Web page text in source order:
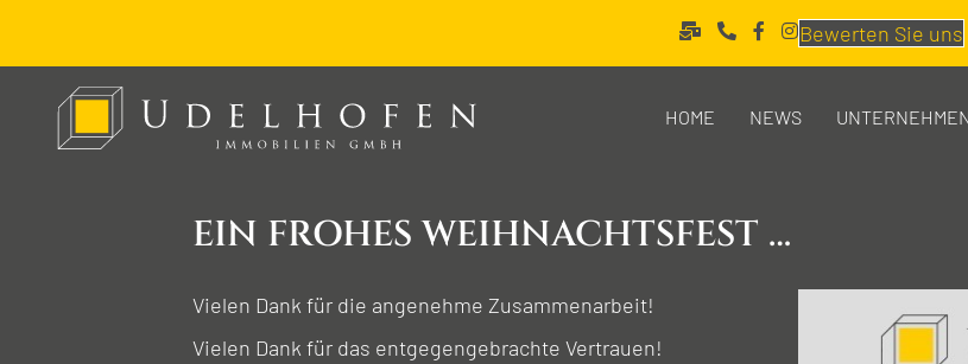
Bewerten Sie uns
HOME NEWS
EIN FROHES WEIHNACHTS­FEST …
Vielen Dank für die angenehme Zusammenarbeit!
Vielen Dank für das entgegengebrachte Vertrauen!